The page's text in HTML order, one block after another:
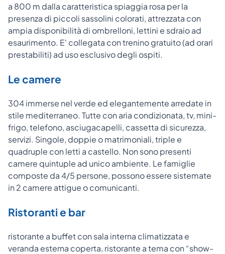
a 800 m dalla caratteristica spiaggia rosa per la
presenza di piccoli sassolini colorati, attrezzata con
ampia disponibilità di ombrelloni, lettini e sdraio ad
esaurimento. E' collegata con trenino gratuito (ad orari
prestabiliti) ad uso esclusivo degli ospiti.
Le camere
304 immerse nel verde ed elegantemente arredate in
stile mediterraneo. Tutte con aria condizionata, tv, mini-
frigo, telefono, asciugacapelli, cassetta di sicurezza,
servizi. Singole, doppie o matrimoniali, triple e
quadruple con letti a castello. Non sono presenti
camere quintuple ad unico ambiente. Le famiglie
composte da 4/5 persone, possono essere sistemate
in 2 camere attigue o comunicanti.
Ristoranti e bar
ristorante a buffet con sala interna climatizzata e
veranda esterna coperta, ristorante a tema con “show-